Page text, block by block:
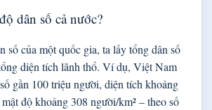
dân số cả nước?
số của một quốc gia, ta lấy tổng dân số
diện tích lãnh thổ. Ví dụ, Việt Nam
gần 100 triệu người, diện tích khoảng
độ khoảng 308 người/km² – theo số